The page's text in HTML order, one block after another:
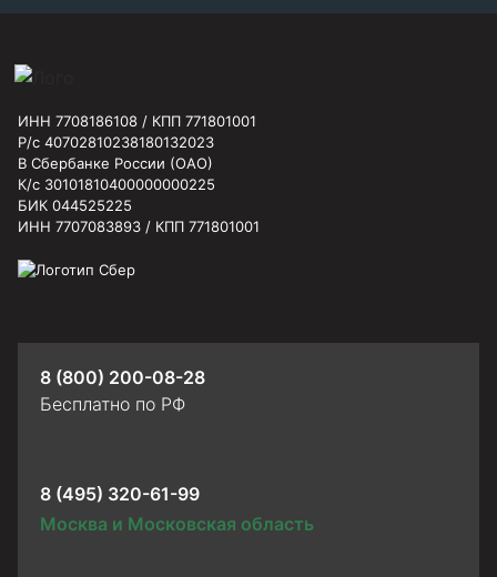
ИНН 7708186108 / КПП 771801001
Р/с 40702810238180132023
В Сбербанке России (ОАО)
К/с 30101810400000000225
БИК 044525225
ИНН 7707083893 / КПП 771801001
8 (800) 200-08-28
Бесплатно по РФ
8 (495) 320-61-99
Москва и Московская область